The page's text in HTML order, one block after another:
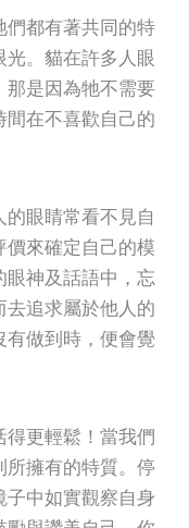
都有著共同的特
。貓在許多人眼
那是因為牠不需要
在不喜歡自己的
眼睛常看不見自
來確定自己的模
神及話語中，忘
追求屬於他人的
做到時，便會覺
更輕鬆！當我們
擁有的特質。停
中如實觀察自身